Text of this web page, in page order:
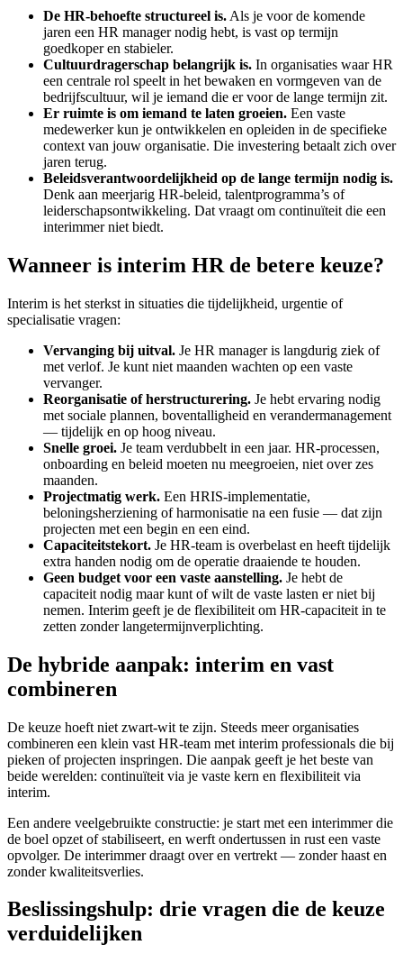
De HR-behoefte structureel is. Als je voor de komende
jaren een HR manager nodig hebt, is vast op termijn
goedkoper en stabieler.
Cultuurdragerschap belangrijk is. In organisaties waar HR
een centrale rol speelt in het bewaken en vormgeven van de
bedrijfscultuur, wil je iemand die er voor de lange termijn zit.
Er ruimte is om iemand te laten groeien. Een vaste
medewerker kun je ontwikkelen en opleiden in de specifieke
context van jouw organisatie. Die investering betaalt zich over
jaren terug.
Beleidsverantwoordelijkheid op de lange termijn nodig is.
Denk aan meerjarig HR-beleid, talentprogramma’s of
leiderschapsontwikkeling. Dat vraagt om continuïteit die een
interimmer niet biedt.
Wanneer is interim HR de betere keuze?
Interim is het sterkst in situaties die tijdelijkheid, urgentie of
specialisatie vragen:
Vervanging bij uitval. Je HR manager is langdurig ziek of
met verlof. Je kunt niet maanden wachten op een vaste
vervanger.
Reorganisatie of herstructurering. Je hebt ervaring nodig
met sociale plannen, boventalligheid en verandermanagement
— tijdelijk en op hoog niveau.
Snelle groei. Je team verdubbelt in een jaar. HR-processen,
onboarding en beleid moeten nu meegroeien, niet over zes
maanden.
Projectmatig werk. Een HRIS-implementatie,
beloningsherziening of harmonisatie na een fusie — dat zijn
projecten met een begin en een eind.
Capaciteitstekort. Je HR-team is overbelast en heeft tijdelijk
extra handen nodig om de operatie draaiende te houden.
Geen budget voor een vaste aanstelling. Je hebt de
capaciteit nodig maar kunt of wilt de vaste lasten er niet bij
nemen. Interim geeft je de flexibiliteit om HR-capaciteit in te
zetten zonder langetermijnverplichting.
De hybride aanpak: interim en vast
combineren
De keuze hoeft niet zwart-wit te zijn. Steeds meer organisaties
combineren een klein vast HR-team met interim professionals die bij
pieken of projecten inspringen. Die aanpak geeft je het beste van
beide werelden: continuïteit via je vaste kern en flexibiliteit via
interim.
Een andere veelgebruikte constructie: je start met een interimmer die
de boel opzet of stabiliseert, en werft ondertussen in rust een vaste
opvolger. De interimmer draagt over en vertrekt — zonder haast en
zonder kwaliteitsverlies.
Beslissingshulp: drie vragen die de keuze
verduidelijken